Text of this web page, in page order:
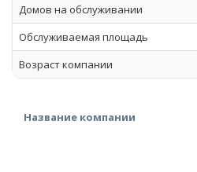
Домов на обслуживании
Обслуживаемая площадь
Возраст компании
Название компании